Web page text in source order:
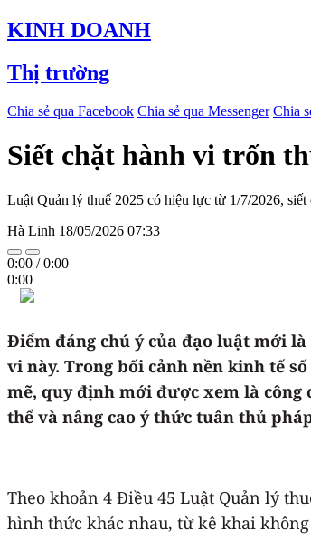
KINH DOANH
Thị trường
Chia sẻ qua Facebook Chia sẻ qua Messenger Chia
Siết chặt hành vi trốn
Luật Quản lý thuế 2025 có hiệu lực từ 1/7/2026,
Hà Linh 18/05/2026 07:33
0:00 /0:00
0:00
Điểm đáng chú ý của đạo luật mới
vi này. Trong bối cảnh nền kinh tế
mẽ, quy định mới được xem là công
thể và nâng cao ý thức tuân thủ
Theo khoản 4 Điều 45 Luật Quản lý
hình thức khác nhau, từ kê khai